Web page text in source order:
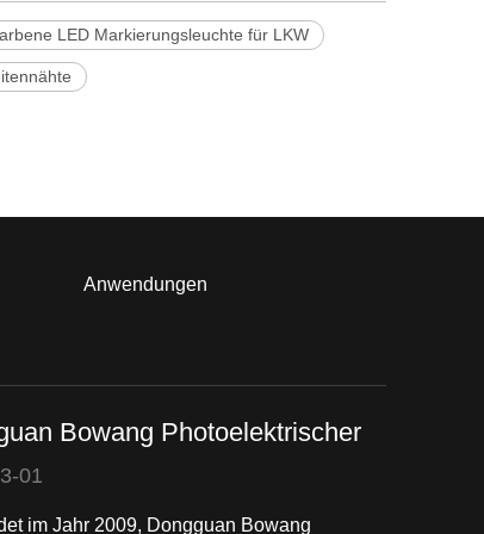
LED Markierungsleuchte für LKW
Anwendungen
Bowang Photoelektrischer
01
im Jahr 2009, Dongguan Bowang